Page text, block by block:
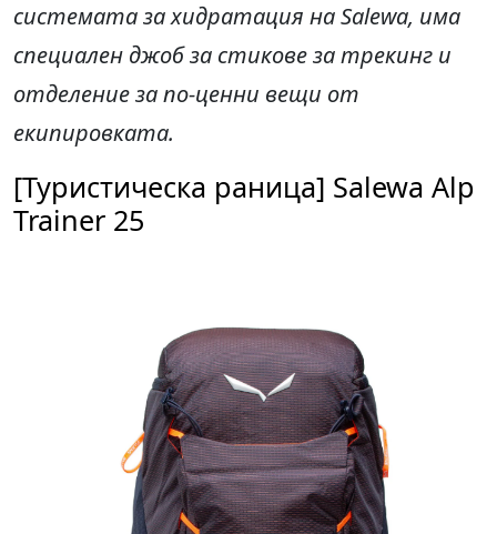
системата за хидратация на Salewa, има
специален джоб за стикове за трекинг и
отделение за по-ценни вещи от
екипировката.
[Туристическа раница] Salewa Alp
Trainer 25